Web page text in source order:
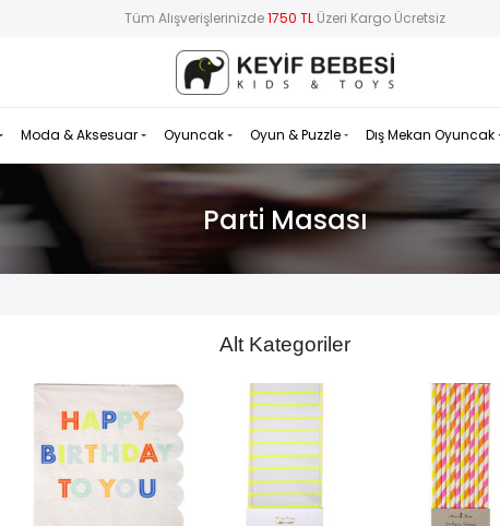
Tüm Alışverişlerinizde1750 TL Üzeri Kargo Ücretsiz
Moda & Aksesuar Oyuncak Oyun & Puzzle Dış Mekan Oyuncak
Parti Masası
Alt Kategoriler